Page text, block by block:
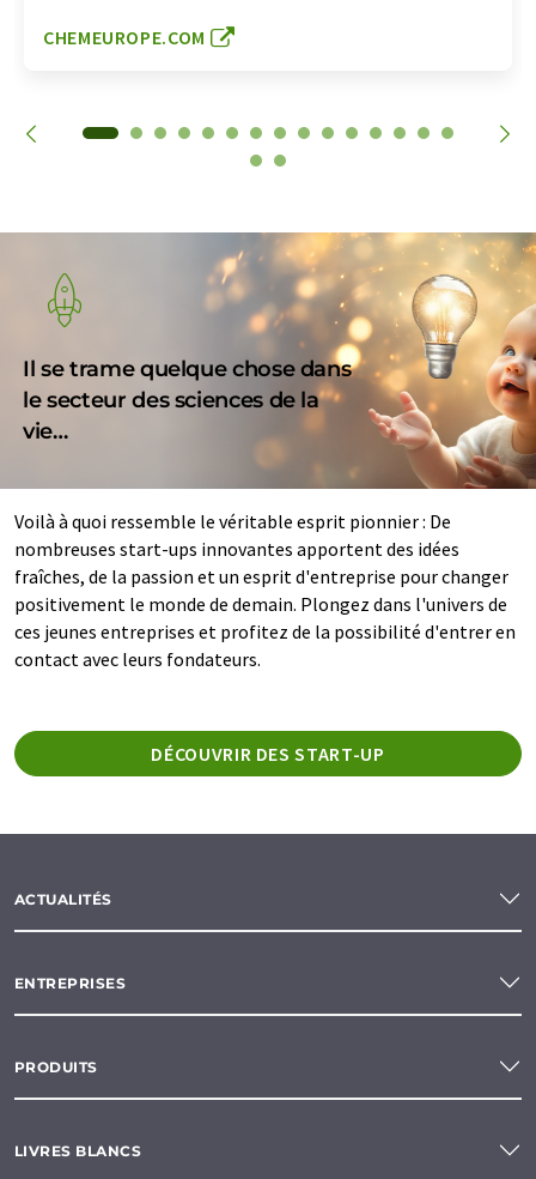
CHEMEUROPE.COM
Il se trame quelque chose dans
le secteur des sciences de la
vie…
Voilà à quoi ressemble le véritable esprit pionnier : De
nombreuses start-ups innovantes apportent des idées
fraîches, de la passion et un esprit d'entreprise pour changer
positivement le monde de demain. Plongez dans l'univers de
ces jeunes entreprises et profitez de la possibilité d'entrer en
contact avec leurs fondateurs.
DÉCOUVRIR DES START-UP
ACTUALITÉS
ENTREPRISES
PRODUITS
LIVRES BLANCS